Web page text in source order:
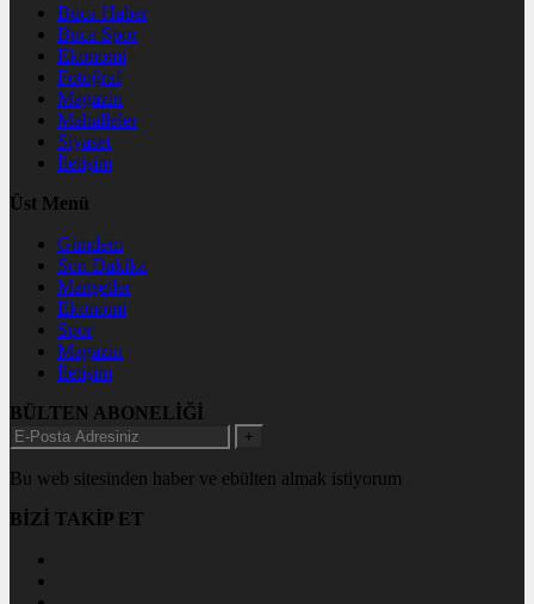
Buca Haber
Buca Spor
Ekonomi
Fotoğraf
Magazin
Mahalleler
Siyaset
İletişim
Üst Menü
Gündem
Son Dakika
Manşetler
Ekonomi
Spor
Magazin
İletişim
BÜLTEN ABONELİĞİ
+
Bu web sitesinden haber ve ebülten almak istiyorum
BİZİ TAKİP ET